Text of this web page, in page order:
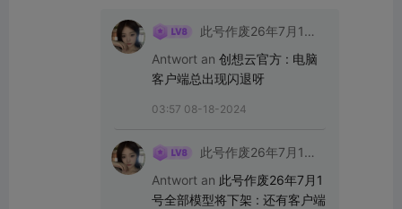
此号作废26年7月1号
Antwort an 创想云官方 : 电脑
客户端总出现闪退呀
03:57 08-18-2024
此号作废26年7月1号
Antwort an 此号作废26年7月1
号全部模型将下架 : 还有客户端